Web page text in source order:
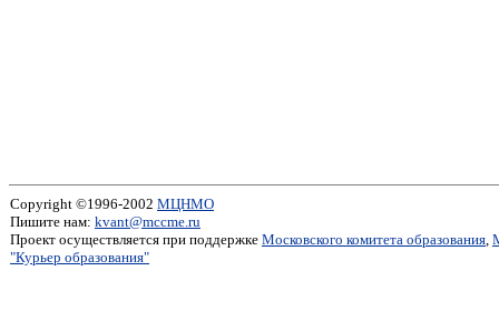
Copyright ©1996-2002 МЦНМО
Пишите нам: kvant@mccme.ru
Проект осуществляется при поддержке Московского комитета образования,
"Курьер образования"